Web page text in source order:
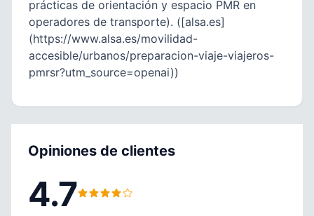
prácticas de orientación y espacio PMR en
operadores de transporte). ([alsa.es]
(https://www.alsa.es/movilidad-
accesible/urbanos/preparacion-viaje-viajeros-
pmrsr?utm_source=openai))
Opiniones de clientes
4.7